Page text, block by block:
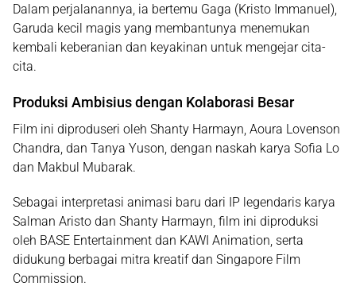
Dalam perjalanannya, ia bertemu Gaga (Kristo Immanuel),
Garuda kecil magis yang membantunya menemukan
kembali keberanian dan keyakinan untuk mengejar cita-
cita.
Produksi Ambisius dengan Kolaborasi Besar
Film ini diproduseri oleh Shanty Harmayn, Aoura Lovenson
Chandra, dan Tanya Yuson, dengan naskah karya Sofia Lo
dan Makbul Mubarak.
Sebagai interpretasi animasi baru dari IP legendaris karya
Salman Aristo dan Shanty Harmayn, film ini diproduksi
oleh BASE Entertainment dan KAWI Animation , serta
didukung berbagai mitra kreatif dan Singapore Film
Commission.